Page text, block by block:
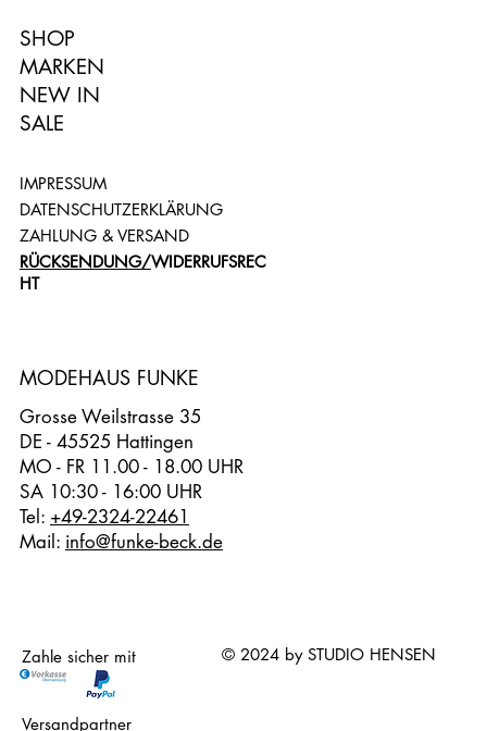
SHOP
MARKEN
NEW IN
SALE
IMPRESSUM
DATENSCHUTZERKLÄRUNG
ZAHLUNG & VERSAND
RÜCKSENDUNG/WIDERRUFSREC
HT
Grosse Weilstrasse 35
DE - 45525 Hattingen
MO - FR 11.00 - 18.00 UHR
SA 10:30 - 16:00 UHR
Tel: +49-2324-22461
Mail: info@funke-beck.de
MODEHAUS FUNKE
Versandpartner
Zahle sicher mit © 2024 by STUDIO HENSEN